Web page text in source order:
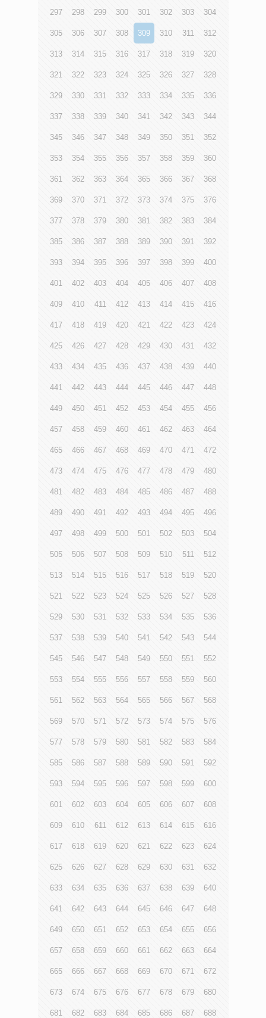
297 298 299 300 301 302 303 304
305 306 307 308 309 310 311 312
313 314 315 316 317 318 319 320
321 322 323 324 325 326 327 328
329 330 331 332 333 334 335 336
337 338 339 340 341 342 343 344
345 346 347 348 349 350 351 352
353 354 355 356 357 358 359 360
361 362 363 364 365 366 367 368
369 370 371 372 373 374 375 376
377 378 379 380 381 382 383 384
385 386 387 388 389 390 391 392
393 394 395 396 397 398 399 400
401 402 403 404 405 406 407 408
409 410 411 412 413 414 415 416
417 418 419 420 421 422 423 424
425 426 427 428 429 430 431 432
433 434 435 436 437 438 439 440
441 442 443 444 445 446 447 448
449 450 451 452 453 454 455 456
457 458 459 460 461 462 463 464
465 466 467 468 469 470 471 472
473 474 475 476 477 478 479 480
481 482 483 484 485 486 487 488
489 490 491 492 493 494 495 496
497 498 499 500 501 502 503 504
505 506 507 508 509 510 511 512
513 514 515 516 517 518 519 520
521 522 523 524 525 526 527 528
529 530 531 532 533 534 535 536
537 538 539 540 541 542 543 544
545 546 547 548 549 550 551 552
553 554 555 556 557 558 559 560
561 562 563 564 565 566 567 568
569 570 571 572 573 574 575 576
577 578 579 580 581 582 583 584
585 586 587 588 589 590 591 592
593 594 595 596 597 598 599 600
601 602 603 604 605 606 607 608
609 610 611 612 613 614 615 616
617 618 619 620 621 622 623 624
625 626 627 628 629 630 631 632
633 634 635 636 637 638 639 640
641 642 643 644 645 646 647 648
649 650 651 652 653 654 655 656
657 658 659 660 661 662 663 664
665 666 667 668 669 670 671 672
673 674 675 676 677 678 679 680
681 682 683 684 685 686 687 688